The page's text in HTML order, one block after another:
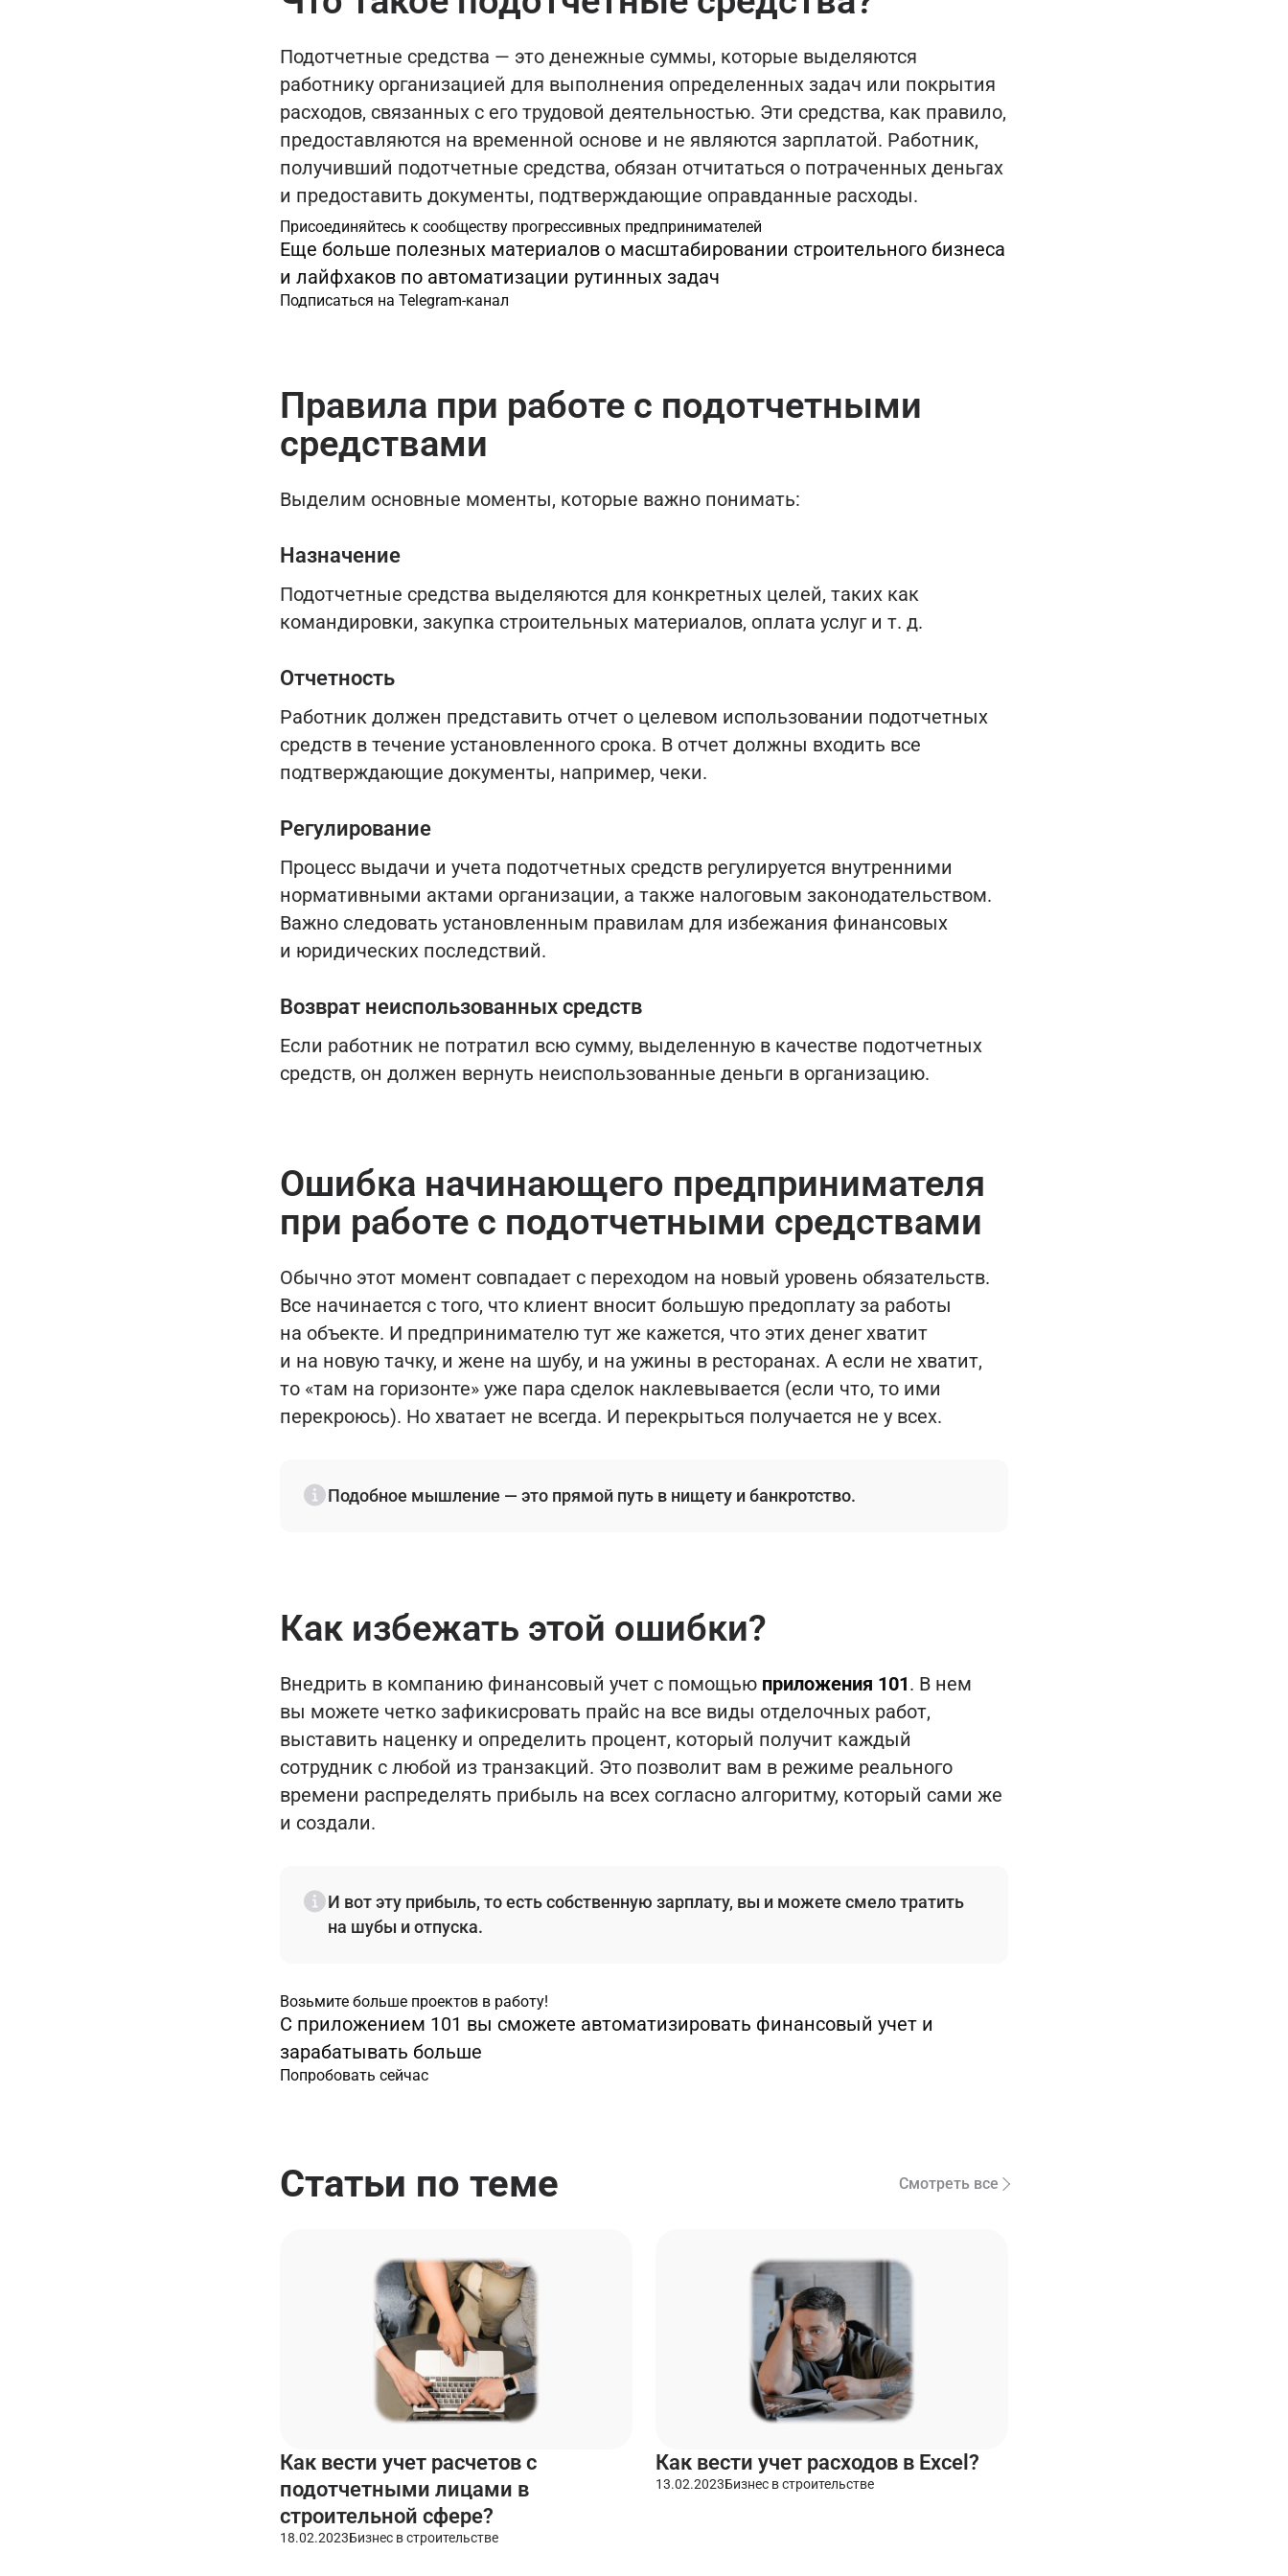
Подотчетные средства — это денежные суммы, которые выделяются
работнику организацией для выполнения определенных задач или покрытия
расходов, связанных с его трудовой деятельностью. Эти средства, как правило,
предоставляются на временной основе и не являются зарплатой. Работник,
получивший подотчетные средства, обязан отчитаться о потраченных деньгах
и предоставить документы, подтверждающие оправданные расходы.
Присоединяйтесь к сообществу прогрессивных предпринимателей
Еще больше полезных материалов о масштабировании строительного бизнеса
и лайфхаков по автоматизации рутинных задач
Подписаться на Telegram-канал
Правила при работе с подотчетными
средствами
Выделим основные моменты, которые важно понимать:
Назначение
Подотчетные средства выделяются для конкретных целей, таких как
командировки, закупка строительных материалов, оплата услуг и т. д.
Отчетность
Работник должен представить отчет о целевом использовании подотчетных
средств в течение установленного срока. В отчет должны входить все
подтверждающие документы, например, чеки.
Регулирование
Процесс выдачи и учета подотчетных средств регулируется внутренними
нормативными актами организации, а также налоговым законодательством.
Важно следовать установленным правилам для избежания финансовых
и юридических последствий.
Возврат неиспользованных средств
Если работник не потратил всю сумму, выделенную в качестве подотчетных
средств, он должен вернуть неиспользованные деньги в организацию.
Ошибка начинающего предпринимателя
при работе с подотчетными средствами
Обычно этот момент совпадает с переходом на новый уровень обязательств.
Все начинается с того, что клиент вносит большую предоплату за работы
на объекте. И предпринимателю тут же кажется, что этих денег хватит
и на новую тачку, и жене на шубу, и на ужины в ресторанах. А если не хватит,
то «там на горизонте» уже пара сделок наклевывается (если что, то ими
перекроюсь). Но хватает не всегда. И перекрыться получается не у всех.
Подобное мышление — это прямой путь в нищету и банкротство.
Как избежать этой ошибки?
Внедрить в компанию финансовый учет с помощью приложения 101. В нем
вы можете четко зафикисровать прайс на все виды отделочных работ,
выставить наценку и определить процент, который получит каждый
сотрудник с любой из транзакций. Это позволит вам в режиме реального
времени распределять прибыль на всех согласно алгоритму, который сами же
и создали.
И вот эту прибыль, то есть собственную зарплату, вы и можете смело тратить
на шубы и отпуска.
Возьмите больше проектов в работу!
С приложением 101 вы сможете автоматизировать финансовый учет и
зарабатывать больше
Попробовать сейчас
Статьи по теме Смотреть все
Как вести учет расчетов с
подотчетными лицами в
строительной сфере?
18.02.2023Бизнес в строительстве
Как вести учет расходов в Excel?
13.02.2023Бизнес в строительстве